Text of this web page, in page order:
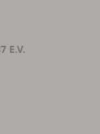
E.V.